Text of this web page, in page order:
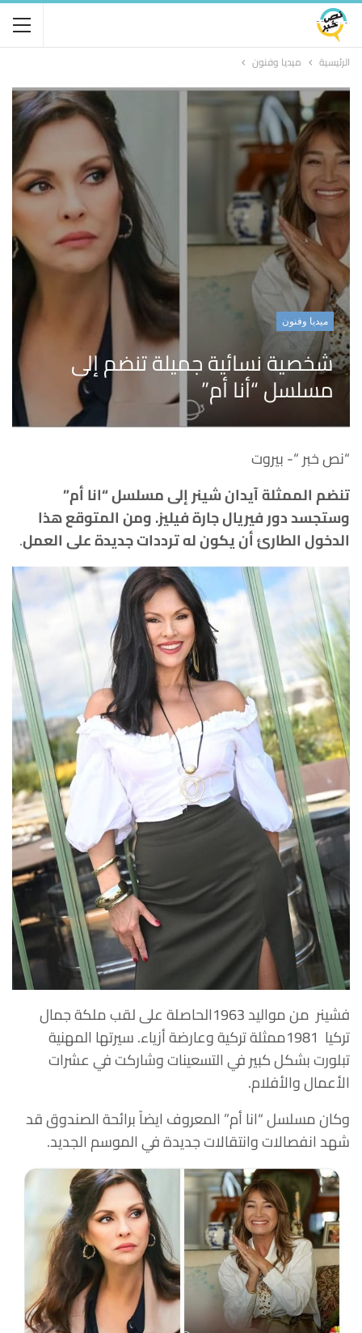
الرئيسية ميديا وفنون
ميديا وفنون
شخصية نسائية جميلة تنضم إلى
مسلسل “أنا أم”
“نص خبر “- بيروت
تنضم الممثلة آيدان شينر إلى مسلسل “انا أم”
وستجسد دور فيريال جارة فيليز. ومن المتوقع هذا
الدخول الطارئ أن يكون له ترددات جديدة على العمل.
فشينر من مواليد 1963الحاصلة على لقب ملكة جمال
تركيا 1981ممثلة تركية وعارضة أزياء. سيرتها المهنية
تبلورت بشكل كبير في التسعينات وشاركت في عشرات
الأعمال والأفلام.
وكان مسلسل “انا أم” المعروف ايضاً برائحة الصندوق قد
شهد انفصالات وانتقالات جديدة في الموسم الجديد.